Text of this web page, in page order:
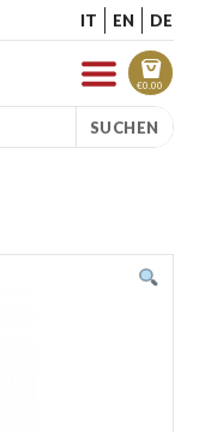
IT EN DE
€0.00
SUCHEN